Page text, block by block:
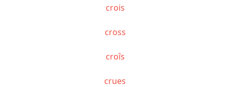
crois
cross
croîs
crues